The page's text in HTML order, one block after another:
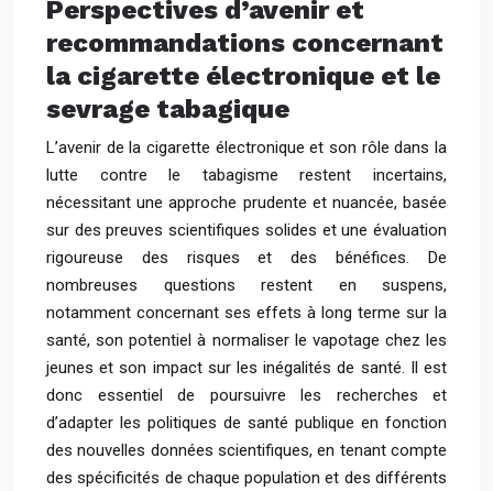
Perspectives d’avenir et
recommandations concernant
la cigarette électronique et le
sevrage tabagique
L’avenir de la cigarette électronique et son rôle dans la
lutte contre le tabagisme restent incertains,
nécessitant une approche prudente et nuancée, basée
sur des preuves scientifiques solides et une évaluation
rigoureuse des risques et des bénéfices. De
nombreuses questions restent en suspens,
notamment concernant ses effets à long terme sur la
santé, son potentiel à normaliser le vapotage chez les
jeunes et son impact sur les inégalités de santé. Il est
donc essentiel de poursuivre les recherches et
d’adapter les politiques de santé publique en fonction
des nouvelles données scientifiques, en tenant compte
des spécificités de chaque population et des différents